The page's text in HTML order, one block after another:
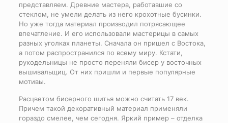
представляем. Древние мастера, работавшие со
стеклом, не умели делать из него крохотные бусинки.
Но уже тогда материал производил потрясающее
впечатление. И его использовали мастерицы в самых
разных уголках планеты. Сначала он пришел с Востока,
а потом распространился по всему миру. Кстати,
рукодельницы не просто переняли бисер у восточных
вышивальщиц. От них пришли и первые популярные
мотивы.
Расцветом бисерного шитья можно считать 17 век.
Причем такой декоративный материал применяли
гораздо смелее, чем сегодня. Яркий пример – отделка